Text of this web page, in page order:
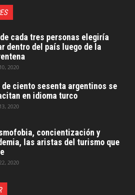
cada tres personas elegiría
dentro del país luego de la
2020
de ciento sesenta argentinos se
en idioma turco
2020
concientización y
las aristas del turismo que
2020